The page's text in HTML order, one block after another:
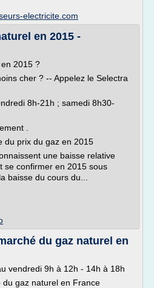
electricite.com
en 2015 -
2015 ?
cher ? -- Appelez le Selectra
8h-21h ; samedi 8h30-
.
du prix du gaz en 2015
une baisse relative
se confirmer en 2015 sous
baisse du cours du...
du gaz naturel en
vendredi 9h à 12h - 14h à 18h
gaz naturel en France